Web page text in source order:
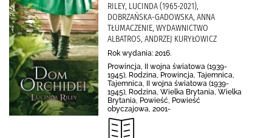
RILEY, LUCINDA (1965-2021),
DOBRZAŃSKA-GADOWSKA, ANNA
TŁUMACZENIE, WYDAWNICTWO
ALBATROS, ANDRZEJ KURYŁOWICZ
Rok wydania: 2016.
Prowincja, II wojna światowa (1939-
1945), Rodzina, Prowincja, Tajemnica,
Tajemnica, II wojna światowa (1939-
1945), Rodzina, Wielka Brytania, Wielka
Brytania, Powieść, Powieść
obyczajowa, 2001-